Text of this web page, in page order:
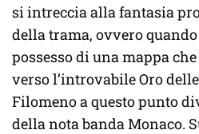
si intreccia alla fantasia
della trama, ovvero
possesso di una mappa
verso l’introvabile Oro delle
Filomeno a questo punto
della nota banda Monaco.